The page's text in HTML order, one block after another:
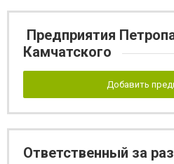
Предприятия
Камчатского
Добавить
Ответственный за